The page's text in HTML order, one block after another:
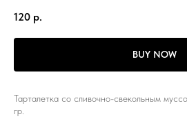
120 р.
BUY NOW
Тарталетка со сливочно-свекольным
гр.